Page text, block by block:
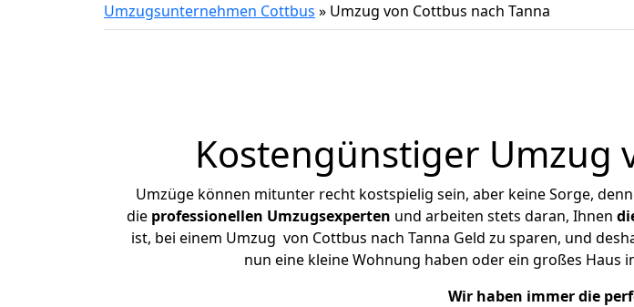
Umzugsunternehmen Cottbus » Umzug von Cottbus nach Tanna
Kostengünstiger Umzug
Umzüge können mitunter recht kostspielig sein, aber keine Sorge,
die professionellen Umzugsexperten und arbeiten stets daran, Ihnen
ist, bei einem Umzug von Cottbus nach Tanna Geld zu sparen, und
nun eine kleine Wohnung haben oder ein großes Haus
Wir haben immer die